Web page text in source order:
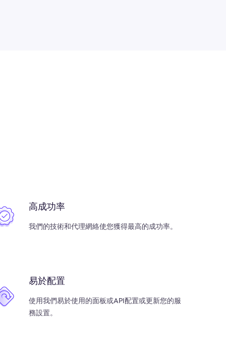
高成功率
我們的技術和代理網絡使您獲得最高的成功率。
易於配置
使用我們易於使用的面板或API配置或更新您的服
務設置。